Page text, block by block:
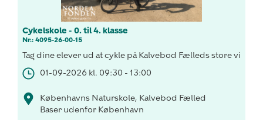
Cykelskole - 0. til 4. klasse
Nr.: 4095-26-00-15
Tag dine elever ud at cykle på Kalvebod Fælleds store vidder!
01-09-2026 kl. 09:30 - 13:00
Københavns Naturskole, Kalvebod Fælled
Baser udenfor København